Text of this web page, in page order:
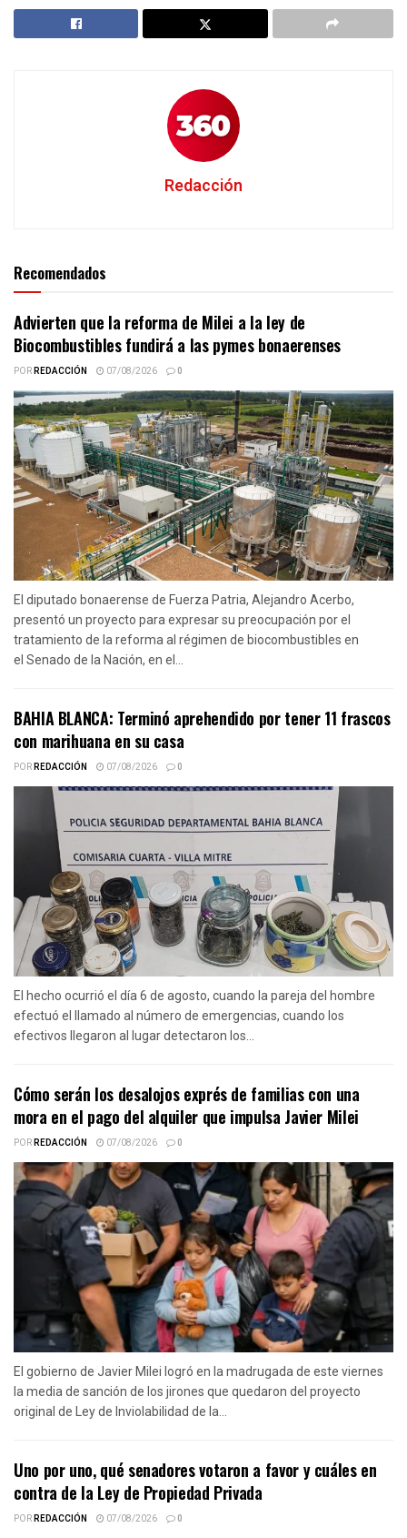
Redacción
Recomendados
Advierten que la reforma de Milei a la ley de
Biocombustibles fundirá a las pymes bonaerenses
PORREDACCIÓN 07/08/2026 0
El diputado bonaerense de Fuerza Patria, Alejandro Acerbo,
presentó un proyecto para expresar su preocupación por el
tratamiento de la reforma al régimen de biocombustibles en
el Senado de la Nación, en el...
BAHIA BLANCA: Terminó aprehendido por tener 11 frascos
con marihuana en su casa
PORREDACCIÓN 07/08/2026 0
El hecho ocurrió el día 6 de agosto, cuando la pareja del hombre
efectuó el llamado al número de emergencias, cuando los
efectivos llegaron al lugar detectaron los...
Cómo serán los desalojos exprés de familias con una
mora en el pago del alquiler que impulsa Javier Milei
PORREDACCIÓN 07/08/2026 0
El gobierno de Javier Milei logró en la madrugada de este viernes
la media de sanción de los jirones que quedaron del proyecto
original de Ley de Inviolabilidad de la...
Uno por uno, qué senadores votaron a favor y cuáles en
contra de la Ley de Propiedad Privada
PORREDACCIÓN 07/08/2026 0